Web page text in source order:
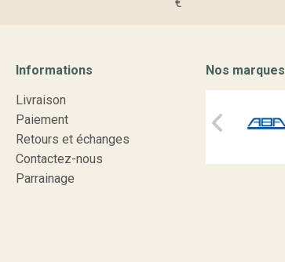
Informations
Livraison
Paiement
Retours et échanges
Contactez-nous
Parrainage
Nos marques